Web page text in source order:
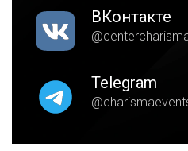
ВКонтакте
Telegram